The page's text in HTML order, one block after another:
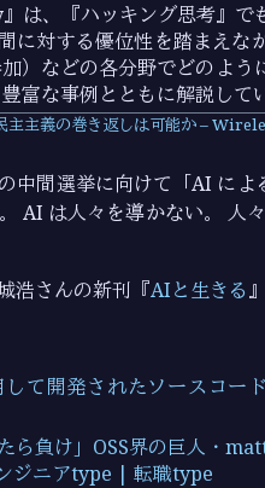
は、『ハッキング思考』
に対する優位性を踏まえな
）などの各分野でどのよ
富な事例とともに解説して
主主義の巻き返しは可能か –
中間選挙に向けて「AI に
AI は人々を導かない。 人
浩さんの新刊『AIと生きる
て開発されたソースコー
ら負け」OSS界の巨人・
ジニアtype | 転職type